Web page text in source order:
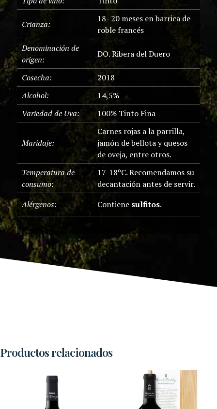
Crianza:
18- 20 meses en barrica de
roble francés
Denominación de
origen:
DO. Ribera del Duero
Cosecha:
2018
Alcohol:
14,5%
Variedad de Uva:
100% Tinto Fina
Maridaje:
Carnes rojas a la parrilla,
jamón de bellota y quesos
de oveja, entre otros.
Temperatura de
consumo:
17-18ºC. Recomendamos su
decantación antes de servir.
Alérgenos:
Contiene sulfitos.
Productos relacionados